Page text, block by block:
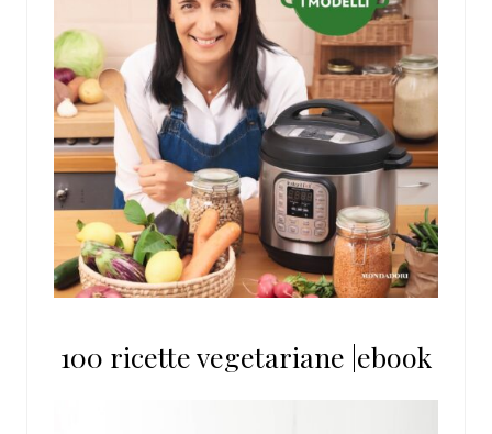
100 ricette vegetariane |ebook